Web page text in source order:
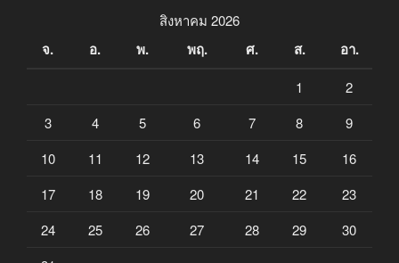
สิงหาคม 2026
จ. อ. พ. พฤ. ศ. ส. อา.
1
2
3
4 5 6 7 8
9
10
11 12 13 14 15
16
17
18 19 20 21 22
23
24
25 26 27 28 29
30